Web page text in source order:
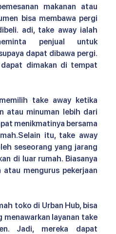
makanan atau
bisa membawa pergi
adi, take away ialah
penjual untuk
dapat dibawa pergi.
dapat dimakan di tempat
take away ketika
atau minuman lebih dari
menikmatinya bersama
itu, take away
seseorang yang jarang
di luar rumah. Biasanya
atau mengurus pekerjaan
toko di Urban Hub, bisa
menawarkan layanan take
Jadi, mereka dapat